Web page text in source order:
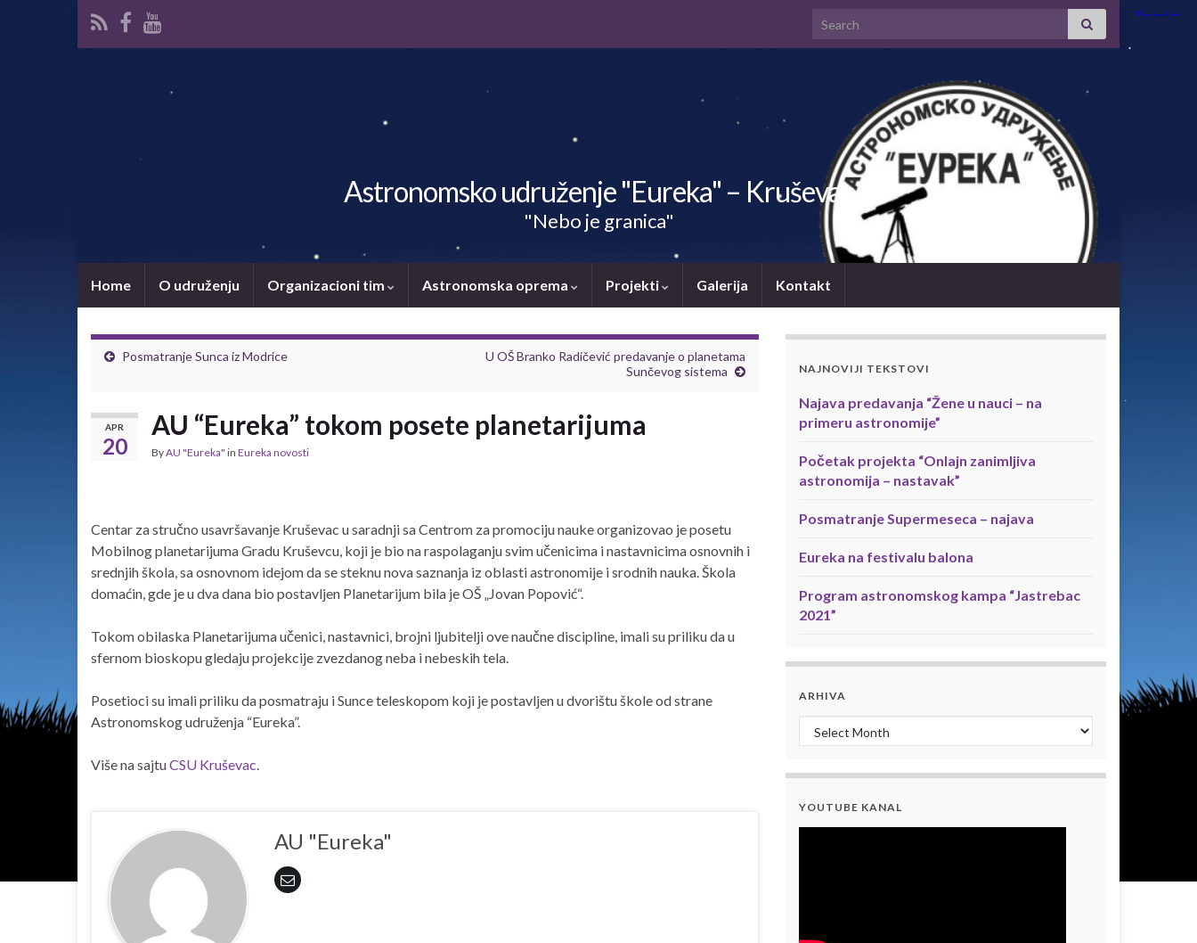
Search for:
Astronomsko udruženje "Eureka" – Kruševac
"Nebo je granica"
Home O udruženju Organizacioni tim Astronomska oprema Projekti Galerija Kontakt
Posmatranje Sunca iz Modrice
U OŠ Branko Radičević predavanje o planetama
Sunčevog sistema
APR
20
AU “Eureka” tokom posete planetarijuma
ByAU "Eureka" in Eureka novosti
Centar za stručno usavršavanje Kruševac u saradnji sa Centrom za promociju nauke organizovao je posetu
Mobilnog planetarijuma Gradu Kruševcu, koji je bio na raspolaganju svim učenicima i nastavnicima osnovnih i
srednjih škola, sa osnovnom idejom da se steknu nova saznanja iz oblasti astronomije i srodnih nauka. Škola
domaćin, gde je u dva dana bio postavljen Planetarijum bila je OŠ „Jovan Popović“.
Tokom obilaska Planetarijuma učenici, nastavnici, brojni ljubitelji ove naučne discipline, imali su priliku da u
sfernom bioskopu gledaju projekcije zvezdanog neba i nebeskih tela.
Posetioci su imali priliku da posmatraju i Sunce teleskopom koji je postavljen u dvorištu škole od strane
Astronomskog udruženja “Eureka”.
Više na sajtuCSU Kruševac.
AU "Eureka"
NAJNOVIJI TEKSTOVI
Najava predavanja “Žene u nauci – na
primeru astronomije”
Početak projekta “Onlajn zanimljiva
astronomija – nastavak”
Posmatranje Supermeseca – najava
Eureka na festivalu balona
Program astronomskog kampa “Jastrebac
2021”
ARHIVA
Arhiva
YOUTUBE KANAL